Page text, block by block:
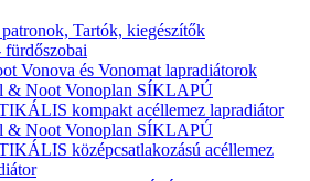
Tartók, kiegészítők
fürdőszobai
Vonova és Vonomat lapradiátorok
& Noot Vonoplan SÍKLAPÚ
kompakt acéllemez lapradiátor
& Noot Vonoplan SÍKLAPÚ
középcsatlakozású acéllemez